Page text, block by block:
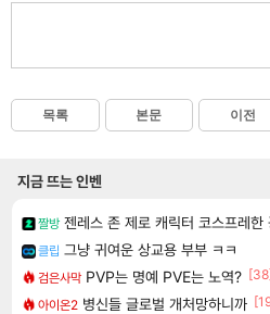
목록 본문 이전
지금 뜨는 인벤
짤방 젠레스 존 제로 캐릭터 코스프레한
클립 그냥 귀여운 상교용 부부 ㅋㅋ
검은사막 PVP는 명예 PVE는 노역?
아이온2 병신들 글로벌 개처망하니까